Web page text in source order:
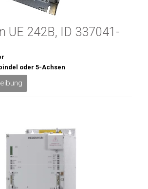
UE 242B, ID 337041-
oder 5-Achsen